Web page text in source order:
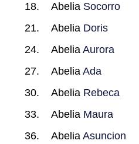
Abelia Socorro
Abelia Doris
AbeliaAurora
AbeliaAda
Abelia Rebeca
Abelia Maura
AbeliaAsuncion